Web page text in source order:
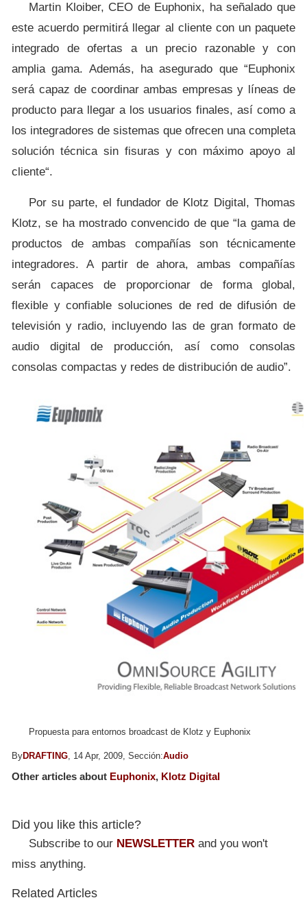
Martin Kloiber, CEO de Euphonix, ha señalado que
este acuerdo permitirá llegar al cliente con un paquete
integrado de ofertas a un precio razonable y con
amplia gama. Además, ha asegurado que “Euphonix
será capaz de coordinar ambas empresas y líneas de
producto para llegar a los usuarios finales, así como a
los integradores de sistemas que ofrecen una completa
solución técnica sin fisuras y con máximo apoyo al
cliente“.
Por su parte, el fundador de Klotz Digital, Thomas
Klotz, se ha mostrado convencido de que “la gama de
productos de ambas compañías son técnicamente
integradores. A partir de ahora, ambas compañías
serán capaces de proporcionar de forma global,
flexible y confiable soluciones de red de difusión de
televisión y radio, incluyendo las de gran formato de
audio digital de producción, así como consolas
consolas compactas y redes de distribución de audio”.
Propuesta para entornos broadcast de Klotz y Euphonix
ByDRAFTING , 14 Apr, 2009, Sección:Audio
Other articles about Euphonix, Klotz Digital
Did you like this article?
Subscribe to our NEWSLETTER and you won't
miss anything.
Related Articles